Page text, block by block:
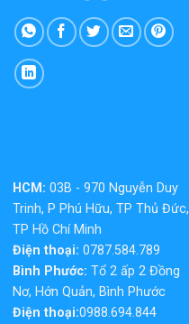
HCM: 03B - 970 Nguyễn Duy
Trinh, P Phú Hữu, TP Thủ Đức,
TP Hồ Chí Minh
Điện thoại: 0787.584.789
Bình Phước: Tổ 2 ấp 2 Đồng
Nơ, Hớn Quản, Bình Phước
Điện thoại:0988.694.844